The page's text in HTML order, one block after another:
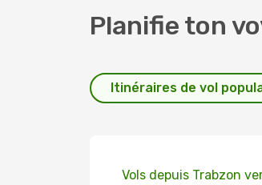
Planifie ton
Itinéraires de vol
Vols depuis Trabzon